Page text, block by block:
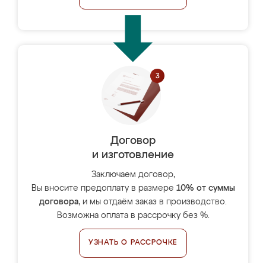
Договор
и изготовление
Заключаем договор,
Вы вносите предоплату в размере 10% от суммы
договора, и мы отдаём заказ в производство.
Возможна оплата в рассрочку без %.
УЗНАТЬ О РАССРОЧКЕ